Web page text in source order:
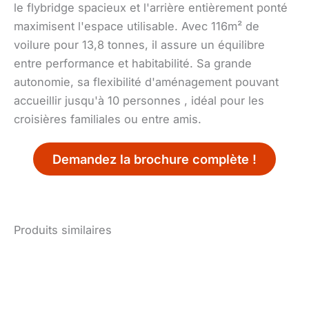
le flybridge spacieux et l'arrière entièrement ponté
maximisent l'espace utilisable. Avec 116m² de
voilure pour 13,8 tonnes, il assure un équilibre
entre performance et habitabilité. Sa grande
autonomie, sa flexibilité d'aménagement pouvant
accueillir jusqu'à 10 personnes , idéal pour les
croisières familiales ou entre amis.
Demandez la brochure complète !
Produits similaires